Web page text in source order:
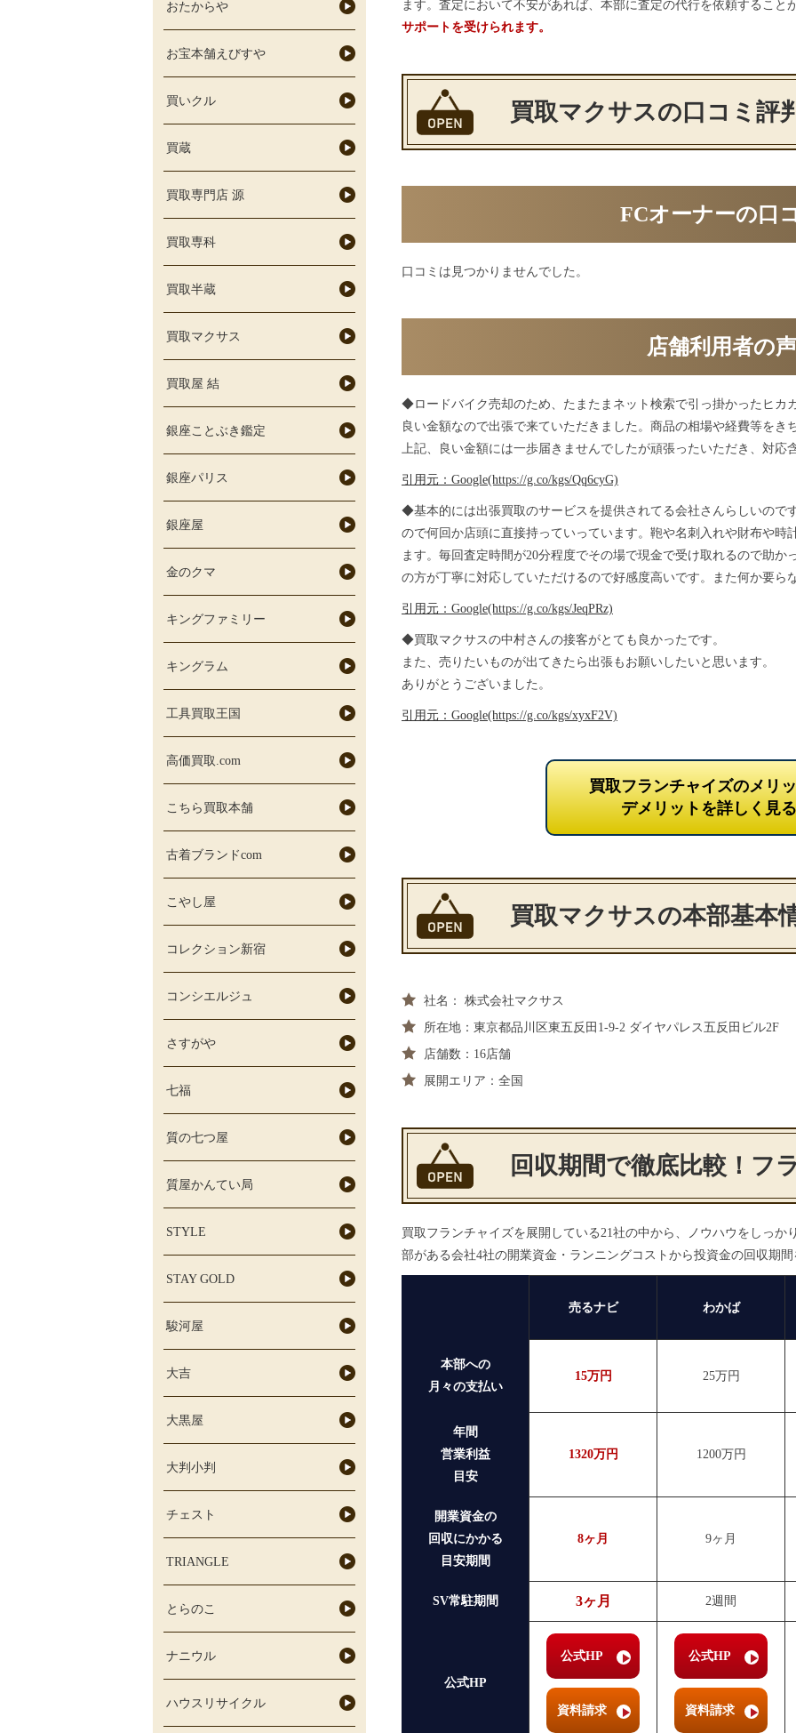
ます。査定において不安があれば、本部に査定の代行を依頼すること
サポートを受けられます。
買取マクサスの口コミ評
FCオーナーの口
口コミは見つかりませんでした。
店舗利用者の声
◆ロードバイク売却のため、たまたまネット検索で引っ掛かったヒカ
良い金額なので出張で来ていただきました。商品の相場や経費等を
上記、良い金額には一歩届きませんでしたが頑張ったいただき、対応
引用元：Google(https://g.co/kgs/Qq6cyG)
◆基本的には出張買取のサービスを提供されてる会社さんらしいので
ので何回か店頭に直接持っていっています。鞄や名刺入れや財布や時
ます。毎回査定時間が20分程度でその場で現金で受け取れるので助
の方が丁寧に対応していただけるので好感度高いです。また何か要ら
引用元：Google(https://g.co/kgs/JeqPRz)
◆買取マクサスの中村さんの接客がとても良かったです。
また、売りたいものが出てきたら出張もお願いしたいと思います。
ありがとうございました。
引用元：Google(https://g.co/kgs/xyxF2V)
買取フランチャイズのメリ
デメリットを詳しく見る
買取マクサスの本部基本
社名： 株式会社マクサス
所在地：東京都品川区東五反田1-9-2 ダイヤパレス五反田ビル2F
店舗数：16店舗
展開エリア：全国
回収期間で徹底比較！フ
買取フランチャイズを展開している21社の中から、ノウハウをしっか
部がある会社4社の開業資金・ランニングコストから投資金の回収期
売るナビ わかば
本部への
月々の支払い
15万円 25万円
年間
営業利益
目安
1320万円 1200万円
開業資金の
回収にかかる
目安期間
8ヶ月 9ヶ月
SV常駐期間 3ヶ月 2週間
公式HP
公式HP
資料請求
公式HP
資料請求
おたからや
お宝本舗えびすや
買いクル
買蔵
買取専門店 源
買取専科
買取半蔵
買取マクサス
買取屋 結
銀座ことぶき鑑定
銀座パリス
銀座屋
金のクマ
キングファミリー
キングラム
工具買取王国
高価買取.com
こちら買取本舗
古着ブランドcom
こやし屋
コレクション新宿
コンシエルジュ
さすがや
七福
質の七つ屋
質屋かんてい局
STYLE
STAY GOLD
駿河屋
大吉
大黒屋
大判小判
チェスト
TRIANGLE
とらのこ
ナニウル
ハウスリサイクル